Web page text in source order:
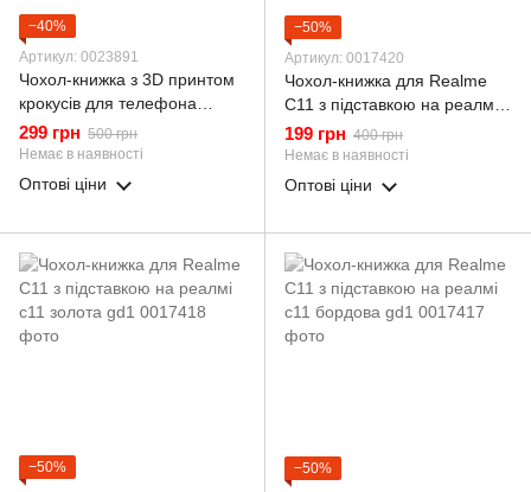
−40%
Артикул: 0023891
Чохол-книжка з 3D принтом
крокусів для телефона
Realme C11 з екошкіри із
підставкою та магнітом
бордова gd2
299 грн 500 грн
Немає в наявності
Оптові ціни
−50%
Артикул: 0017420
Чохол-книжка для Realme
C11 з підставкою на реалмі
с11 синя gd1
199 грн 400 грн
Немає в наявності
Оптові ціни
−50%
−50%